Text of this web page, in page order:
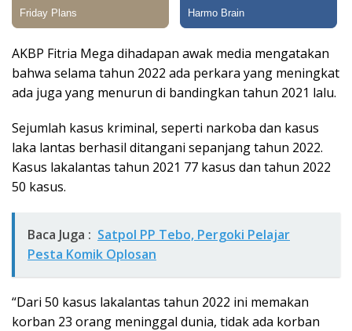
AKBP Fitria Mega dihadapan awak media mengatakan
bahwa selama tahun 2022 ada perkara yang meningkat
ada juga yang menurun di bandingkan tahun 2021 lalu.
Sejumlah kasus kriminal, seperti narkoba dan kasus
laka lantas berhasil ditangani sepanjang tahun 2022.
Kasus lakalantas tahun 2021 77 kasus dan tahun 2022
50 kasus.
Baca Juga : Satpol PP Tebo, Pergoki Pelajar
Pesta Komik Oplosan
“Dari 50 kasus lakalantas tahun 2022 ini memakan
korban 23 orang meninggal dunia, tidak ada korban